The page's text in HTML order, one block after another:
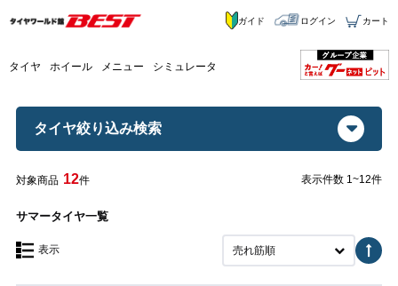
タイヤ ホイール メニュー シミュレータ
ガイド ログイン カート
タイヤ絞り込み検索
対象商品 12件 表示件数 1~12件
サマータイヤ一覧
表示 売れ筋順